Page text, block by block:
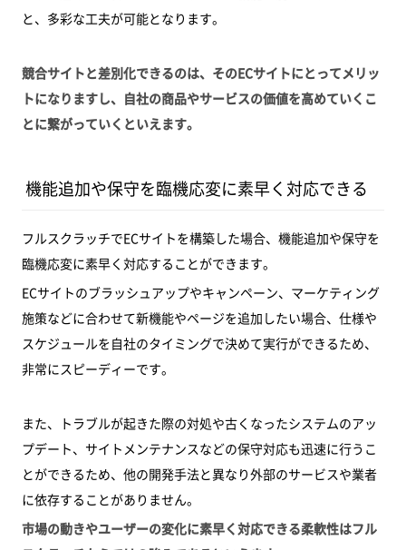
と、多彩な工夫が可能となります。
競合サイトと差別化できるのは、そのECサイトにとってメリッ
トになりますし、自社の商品やサービスの価値を高めていくこ
とに繋がっていくといえます。
機能追加や保守を臨機応変に素早く対応できる
フルスクラッチでECサイトを構築した場合、機能追加や保守を
臨機応変に素早く対応することができます。
ECサイトのブラッシュアップやキャンペーン、マーケティング
施策などに合わせて新機能やページを追加したい場合、仕様や
スケジュールを自社のタイミングで決めて実行ができるため、
非常にスピーディーです。
また、トラブルが起きた際の対処や古くなったシステムのアッ
プデート、サイトメンテナンスなどの保守対応も迅速に行うこ
とができるため、他の開発手法と異なり外部のサービスや業者
に依存することがありません。
市場の動きやユーザーの変化に素早く対応できる柔軟性はフル